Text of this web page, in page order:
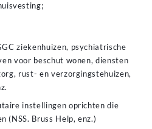
ziekenhuizen, psychiatrische
voor beschut wonen, diensten
rust- en verzorgingstehuizen,
instellingen oprichten die
(NSS. Bruss Help, enz.)